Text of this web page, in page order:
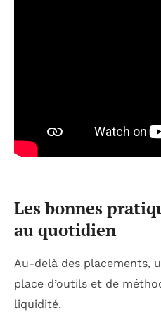
Les bonnes
au quotidien
Au-delà des placements,
place d’outils et de
liquidité.